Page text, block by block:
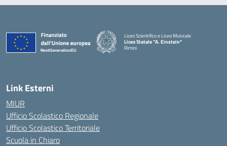
Liceo Scientifico e Liceo Musicale
Liceo Statale "A. Einstein"
Rimini
Link Esterni
MIUR
Ufficio Scolastico Regionale
Ufficio Scolastico Territoriale
Scuola in Chiaro